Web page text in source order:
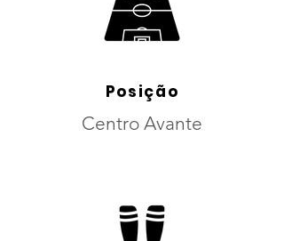
Posição
Centro Avante